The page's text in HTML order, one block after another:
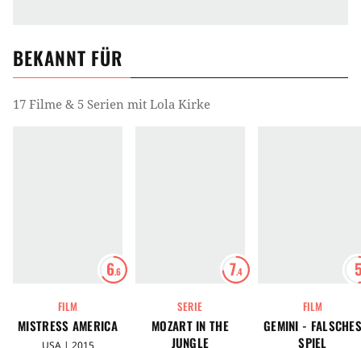
BEKANNT FÜR
17 Filme & 5 Serien mit Lola Kirke
6.6
FILM
MISTRESS AMERICA
7.4
SERIE
MOZART IN THE
JUNGLE
FILM
GEMINI -
SPIEL